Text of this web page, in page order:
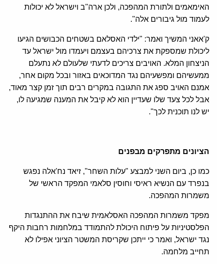
האימאמים ולתורת המהפכה, ולכן ארה"ב וישראל לא יכולות
לעמוד מול גיבורים אלה".
ק'אאני המשיך ואמר: "ילדי האסלאם בשטחים הכבושים הגיעו
ליכולת שמספקת את צרכיהם בעצמם ויעמדו מול ישראל עד
הניצחון המלא. האויבים צריכים לדעתי שלעולם לא נתעלם
ממעשיהם ומפשעיהם נגד המדוכאים באזור ובכל מקום אחר,
אמנם האויב ספג את התגובה במקרים רבים תוך זמן קצר מאוד,
אבל לכל צעד שלו שעדיין הוא לא קיבל את המענה שמגיעה לו,
יש לנו תוכנית לכך".
הציונים מתפרקים מבפנים
כמו כן, ביום השני למבצע "עלות השחר", זיאד נח'אלה נפגש
בנפרד עם הנשיא ראיסי וחוסין סלאמי המפקד הראשי של
משמרות המהפכה.
מפקד משמרות המהפכה האסלאמית שיבח את ההתנגדות
הפלסטיניות על פיתוח היכולת להתמודד במלחמות רחבות היקף
נגד ישראל, ואמר כי ייתכן שקריסת המשטר הציוני אפילו לא
תחייב מלחמה.